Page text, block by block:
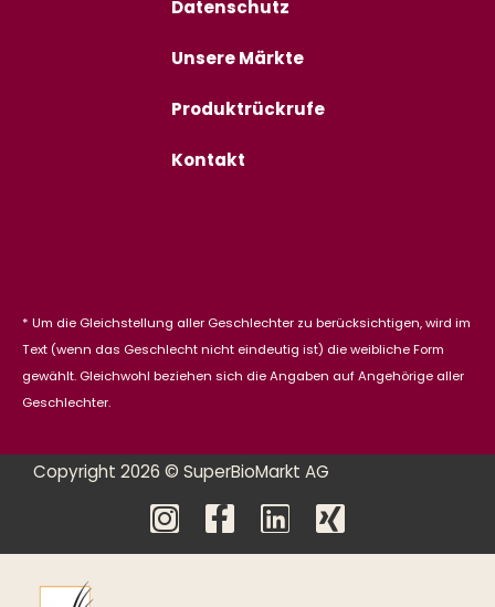
Datenschutz
Unsere Märkte
Produktrückrufe
Kontakt
* Um die Gleichstellung aller Geschlechter zu berücksichtigen, wird im
Text (wenn das Geschlecht nicht eindeutig ist) die weibliche Form
gewählt. Gleichwohl beziehen sich die Angaben auf Angehörige aller
Geschlechter.
Copyright 2026 © SuperBioMarkt AG